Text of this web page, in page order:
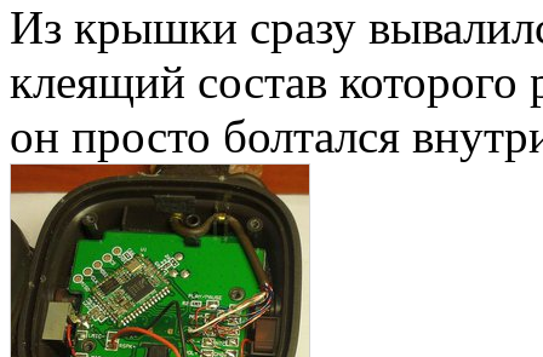
Из крышки сразу
клеящий состав которого
он просто болтался